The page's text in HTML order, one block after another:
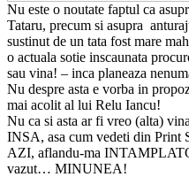
Nu este o noutate faptul ca
Tataru, precum si asupra
sustinut de un tata fost mare
o actuala sotie inscaunata
sau vina! – inca planeaza
Nu despre asta e vorba in
mai acolit al lui Relu Iancu!
Nu ca si asta ar fi vreo (alta)
INSA, asa cum vedeti din Print
AZI, aflandu-ma
vazut… MINUNEA!